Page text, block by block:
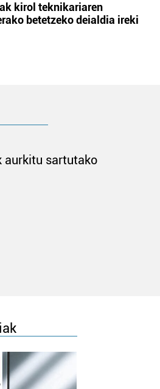
kirol teknikariaren
betetzeko deialdia ireki
aurkitu sartutako